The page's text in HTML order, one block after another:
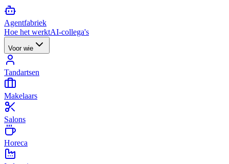
Agentfabriek
Hoe het werktAI-collega's
Voor wie
Tandartsen
Makelaars
Salons
Horeca